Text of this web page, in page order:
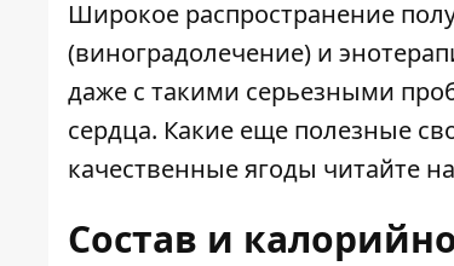
Широкое распространение
(виноградолечение) и
даже с такими серьезными
сердца. Какие еще полезные
качественные ягоды читайте
Состав и